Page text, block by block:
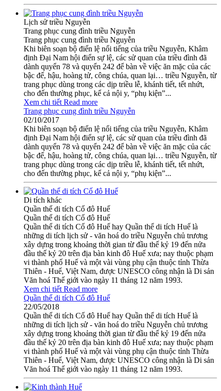
Lịch sử triều Nguyễn
Trang phục cung đình triều Nguyễn
Trang phục cung đình triều Nguyễn
Khi biên soạn bộ điển lệ nổi tiếng của triều Nguyễn, Khâm
định Ðại Nam hội điển sự lệ, các sử quan của triều đình đã
dành quyển 78 và quyển 242 để bàn về việc ăn mặc của các
bậc đế, hậu, hoàng tử, công chúa, quan lại… triều Nguyễn, từ
trang phục dùng trong các dịp triều lễ, khánh tiết, tết nhứt,
cho đến thường phục, kể cả nội y, “phụ kiện”...
Xem chi tiết Read more
Trang phục cung đình triều Nguyễn
02/10/2017
Khi biên soạn bộ điển lệ nổi tiếng của triều Nguyễn, Khâm
định Ðại Nam hội điển sự lệ, các sử quan của triều đình đã
dành quyển 78 và quyển 242 để bàn về việc ăn mặc của các
bậc đế, hậu, hoàng tử, công chúa, quan lại… triều Nguyễn, từ
trang phục dùng trong các dịp triều lễ, khánh tiết, tết nhứt,
cho đến thường phục, kể cả nội y, “phụ kiện”...
Di tích khác
Quần thể di tích Cố đô Huế
Quần thể di tích Cố đô Huế
Quần thể di tích Cố đô Huế hay Quần thể di tích Huế là
những di tích lịch sử - văn hoá do triều Nguyễn chủ trương
xây dựng trong khoảng thời gian từ đầu thế kỷ 19 đến nửa
đầu thế kỷ 20 trên địa bàn kinh đô Huế xưa; nay thuộc phạm
vi thành phố Huế và một vài vùng phụ cận thuộc tỉnh Thừa
Thiên - Huế, Việt Nam, được UNESCO công nhận là Di sản
Văn hoá Thế giới vào ngày 11 tháng 12 năm 1993.
Xem chi tiết Read more
Quần thể di tích Cố đô Huế
22/05/2018
Quần thể di tích Cố đô Huế hay Quần thể di tích Huế là
những di tích lịch sử - văn hoá do triều Nguyễn chủ trương
xây dựng trong khoảng thời gian từ đầu thế kỷ 19 đến nửa
đầu thế kỷ 20 trên địa bàn kinh đô Huế xưa; nay thuộc phạm
vi thành phố Huế và một vài vùng phụ cận thuộc tỉnh Thừa
Thiên - Huế, Việt Nam, được UNESCO công nhận là Di sản
Văn hoá Thế giới vào ngày 11 tháng 12 năm 1993.